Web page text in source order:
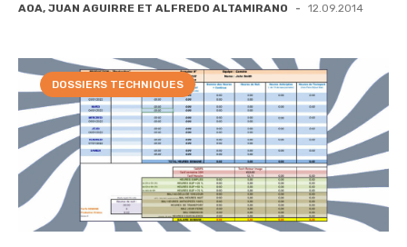
AOA, JUAN AGUIRRE ET ALFREDO ALTAMIRANO - 12.09.2014
DOSSIERS TECHNIQUES